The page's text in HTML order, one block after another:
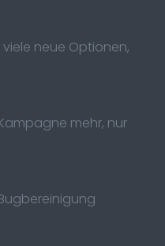
neue Optionen,
mehr, nur